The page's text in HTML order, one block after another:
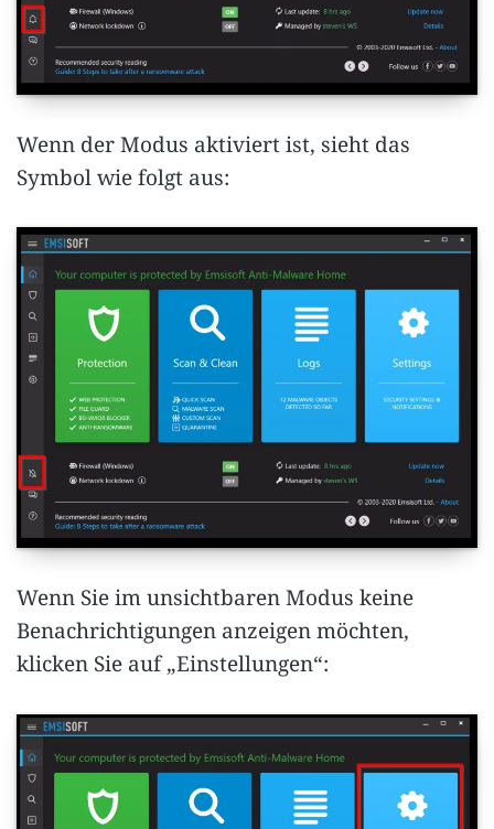
Wenn der Modus aktiviert ist, sieht das
Symbol wie folgt aus:
Wenn Sie im unsichtbaren Modus keine
Benachrichtigungen anzeigen möchten,
klicken Sie auf „Einstellungen“: